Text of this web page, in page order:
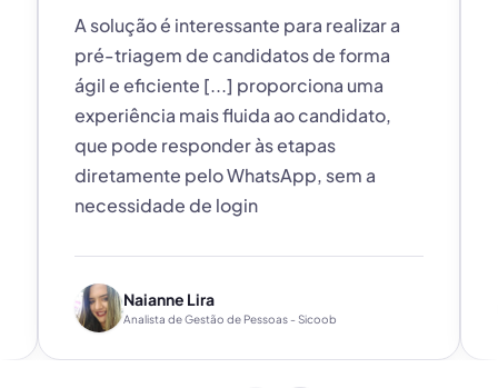
A solução é interessante para realizar a
pré-triagem de candidatos de forma
ágil e eficiente [...] proporciona uma
experiência mais fluida ao candidato,
que pode responder às etapas
diretamente pelo WhatsApp, sem a
necessidade de login
Naianne Lira
Analista de Gestão de Pessoas - Sicoob